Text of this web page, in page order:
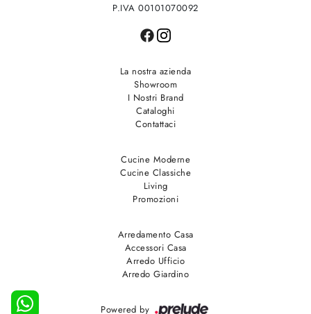
P.IVA 00101070092
La nostra azienda
Showroom
I Nostri Brand
Cataloghi
Contattaci
Cucine Moderne
Cucine Classiche
Living
Promozioni
Arredamento Casa
Accessori Casa
Arredo Ufficio
Arredo Giardino
Powered by